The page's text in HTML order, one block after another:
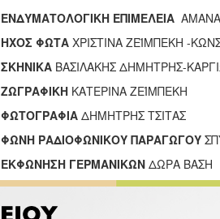
ΕΝΔΥΜΑΤΟΛΟΓΙΚΗ ΕΠΙΜΕΛΕΙΑ
ΗΧΟΣ ΦΩΤΑΧΡΙΣΤΙΝΑ ΖΕΪΜΠΕΚΗ -
ΣΚΗΝΙΚΑΒΑΣΙΛΑΚΗΣ ΔΗΜΗΤΡΗΣ-
ΖΩΓΡΑΦΙΚΗ ΚΑΤΕΡΙΝΑ ΖΕΊΜΠΕΚΗ
ΦΩΤΟΓΡΑΦΙΑΔΗΜΗΤΡΗΣ ΤΣΙΤΑΣ
ΦΩΝΗ ΡΑΔΙΟΦΩΝΙΚΟΥ ΠΑΡΑΓΩΓΟΥ
ΕΚΦΩΝΗΣΗ ΓΕΡΜΑΝΙΚΩΝΔΩΡΑ ΒΑΣΗ